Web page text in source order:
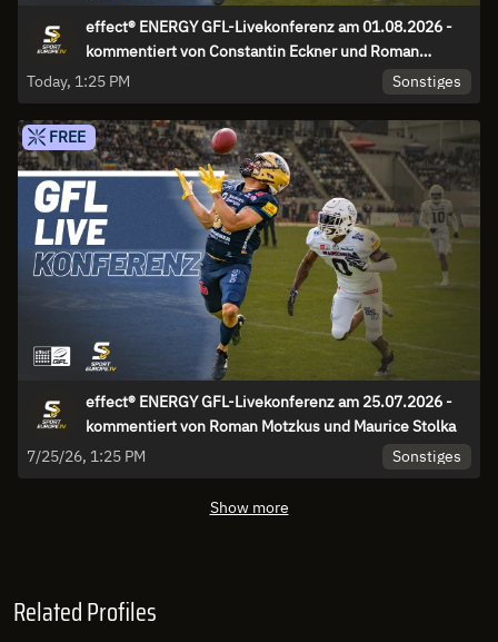
effect® ENERGY GFL-Livekonferenz am 01.08.2026 -
kommentiert von Constantin Eckner und Roman
Motzkus
Today, 1:25 PM Sonstiges
FREE
effect® ENERGY GFL-Livekonferenz am 25.07.2026 -
kommentiert von Roman Motzkus und Maurice Stolka
7/25/26, 1:25 PM
Sonstiges
Show more
Related Profiles